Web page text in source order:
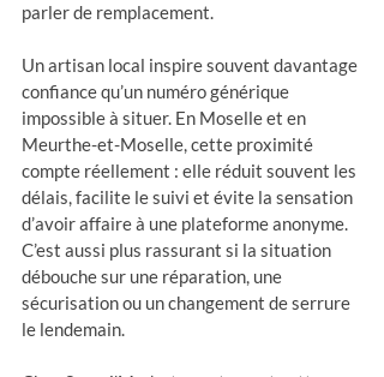
parler de remplacement.
Un artisan local inspire souvent davantage
confiance qu’un numéro générique
impossible à situer. En Moselle et en
Meurthe-et-Moselle, cette proximité
compte réellement : elle réduit souvent les
délais, facilite le suivi et évite la sensation
d’avoir affaire à une plateforme anonyme.
C’est aussi plus rassurant si la situation
débouche sur une réparation, une
sécurisation ou un changement de serrure
le lendemain.